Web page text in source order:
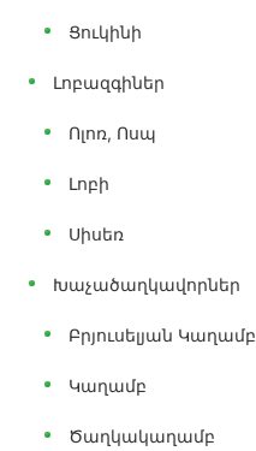
Ցուկինի
Լոբազգիներ
Ոլոռ, Ոսպ
Լոբի
Սիսեռ
Խաչածաղկավորներ
Բրյուսելյան Կաղամբ
Կաղամբ
Ծաղկակաղամբ